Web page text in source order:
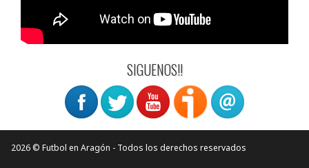
SIGUENOS!!
2026 © Futbol en Aragón - Todos los derechos reservados